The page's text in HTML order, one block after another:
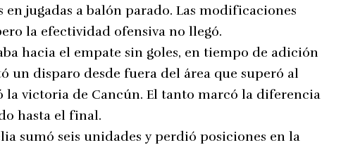
jugadas a balón parado. Las modificaciones
la efectividad ofensiva no llegó.
hacia el empate sin goles, en tiempo de adición
un disparo desde fuera del área que superó al
la victoria de Cancún. El tanto marcó la diferencia
hasta el final.
sumó seis unidades y perdió posiciones en la